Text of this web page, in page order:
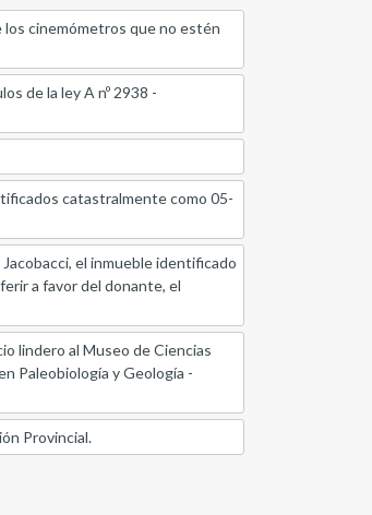
cinemómetros que no estén
de la ley A nº 2938 -
catastralmente como 05-
el inmueble identificado
a favor del donante, el
lindero al Museo de Ciencias
Paleobiología y Geología -
Provincial.